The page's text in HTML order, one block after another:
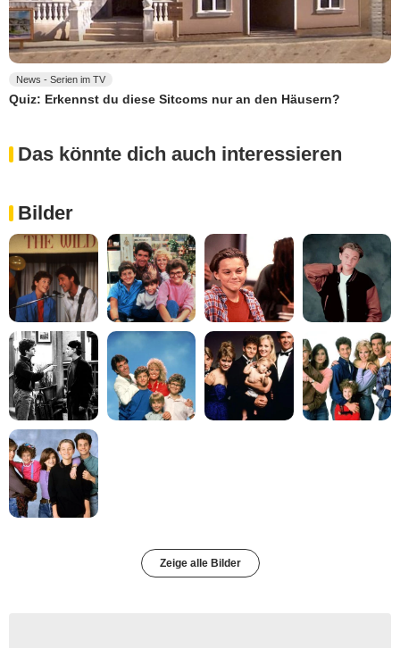
News - Serien im TV
Quiz: Erkennst du diese Sitcoms nur an den Häusern?
Das könnte dich auch interessieren
Bilder
Zeige alle Bilder